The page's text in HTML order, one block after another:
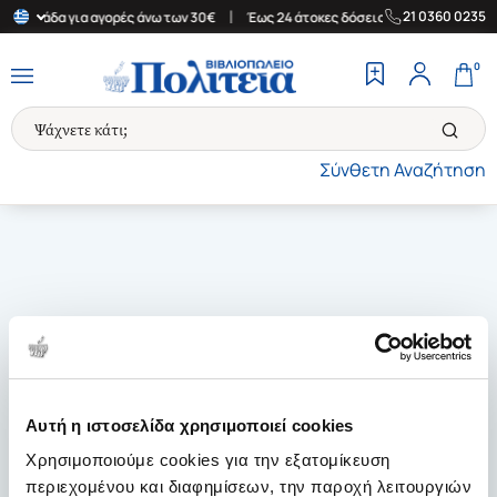
Αυτή η ιστοσελίδα χρησιμοποιεί cookies
Χρησιμοποιούμε cookies για την εξατομίκευση
περιεχομένου και διαφημίσεων, την παροχή λειτουργιών
Ελλάδα για αγορές άνω των 30€ Έως 24 άτοκες δόσεις |
21 0360 0235
Σύνθετη Αναζήτηση
0